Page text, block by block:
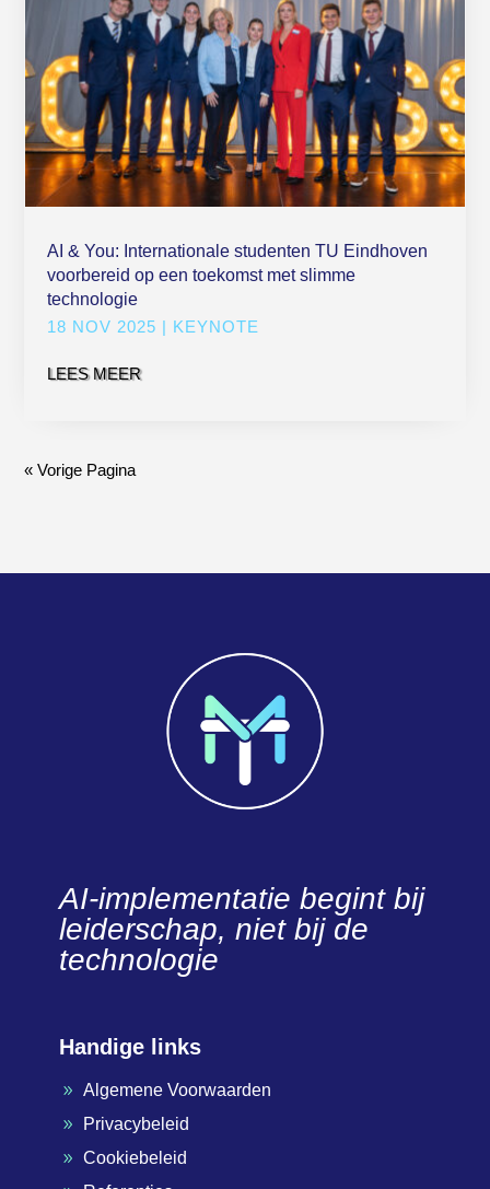
AI & You: Internationale studenten TU Eindhoven
voorbereid op een toekomst met slimme
technologie
18 NOV 2025 | KEYNOTE
LEES MEER
« Vorige Pagina
AI-implementatie begint bij
leiderschap, niet bij de
technologie
Handige links
9 Algemene Voorwaarden
9 Privacybeleid
9 Cookiebeleid